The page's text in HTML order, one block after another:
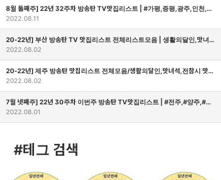
8월 둘째주] 22년 32주차 방송탄 TV맛집리스트 | #가평,증평,광주,인천,#식객_파주 | 대형마트 휴무일_이마트,코스트코 등 (8월14일 | 8월21일) by 일년전애
2022.08.11
20-22년] 부산 방송탄 TV 맛집리스트 전체리스트모음 | 생활의달인,맛녀석,전참시,식객허영만 등
2022.08.02
20-22년] 제주 방송탄 맛집리스트 전체모음/생활의달인,맛녀석,전참시 맛집의옆집, 골목식당 등 by 일년전애
2022.08.02
7월 넷째주] 22년 30주차 이번주 방송탄 TV맛집리스트 | #전주,#양주,#동두천 | 위치정보 by 일년전애
2022.08.01
#테그 검색